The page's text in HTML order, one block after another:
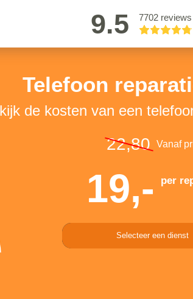
9.5 7702 reviews
Telefoon
de kosten van een
22,80 Vanaf
19,- per
Selecteer een dienst